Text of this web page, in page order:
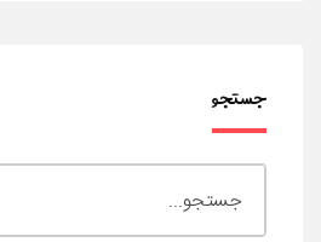
جستجو